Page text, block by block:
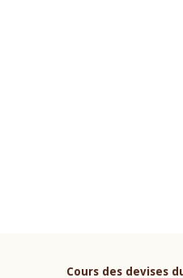
Cours des devises